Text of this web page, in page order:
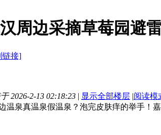
周边采摘草莓园避
链接]
2026-2-13 02:18:23 | 显示全部楼层 |阅读模
温泉真温泉假温泉？泡完皮肤痒的举手！